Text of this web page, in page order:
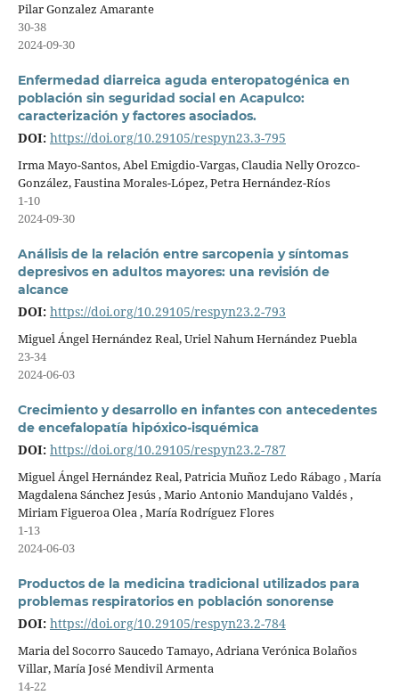
Pilar Gonzalez Amarante
30-38
2024-09-30
Enfermedad diarreica aguda enteropatogénica en
población sin seguridad social en Acapulco:
caracterización y factores asociados.
DOI: https://doi.org/10.29105/respyn23.3-795
Irma Mayo-Santos, Abel Emigdio-Vargas, Claudia Nelly Orozco-
González, Faustina Morales-López, Petra Hernández-Ríos
1-10
2024-09-30
Análisis de la relación entre sarcopenia y síntomas
depresivos en adultos mayores: una revisión de
alcance
DOI: https://doi.org/10.29105/respyn23.2-793
Miguel Ángel Hernández Real, Uriel Nahum Hernández Puebla
23-34
2024-06-03
Crecimiento y desarrollo en infantes con antecedentes
de encefalopatía hipóxico-isquémica
DOI: https://doi.org/10.29105/respyn23.2-787
Miguel Ángel Hernández Real, Patricia Muñoz Ledo Rábago , María
Magdalena Sánchez Jesús , Mario Antonio Mandujano Valdés ,
Miriam Figueroa Olea , María Rodríguez Flores
1-13
2024-06-03
Productos de la medicina tradicional utilizados para
problemas respiratorios en población sonorense
DOI: https://doi.org/10.29105/respyn23.2-784
Maria del Socorro Saucedo Tamayo, Adriana Verónica Bolaños
Villar, María José Mendivil Armenta
14-22